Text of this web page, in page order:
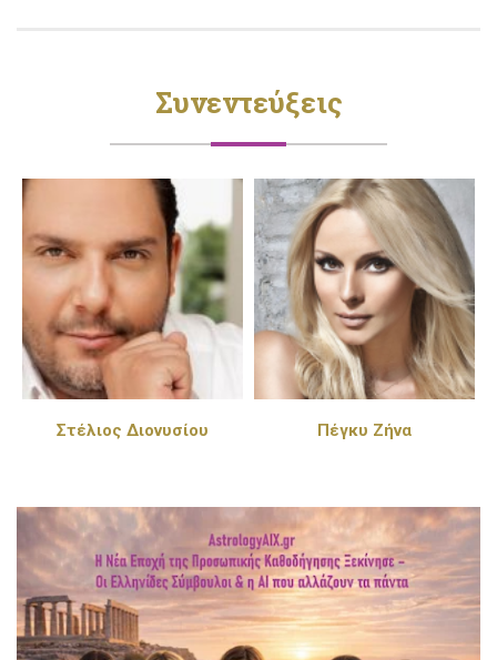
Συνεντεύξεις
Στέλιος Διονυσίου Πέγκυ Ζήνα